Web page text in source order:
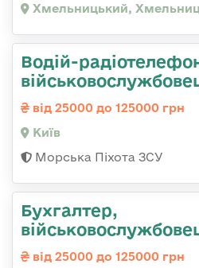
Хмельницький,
Водій-
від 25000 до 125000 грн
Київ
Морська Піхота ЗСУ
Бухгалтер,
від 25000 до 125000 грн